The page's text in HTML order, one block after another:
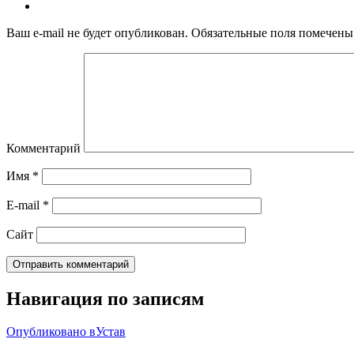
Ваш e-mail не будет опубликован. Обязательные поля
Комментарий
Имя *
E-mail *
Сайт
Навигация по записям
Опубликовано вУстав